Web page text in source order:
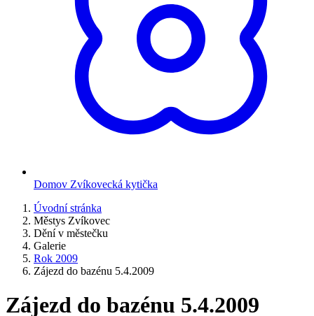
Domov Zvíkovecká kytička
Úvodní stránka
Městys Zvíkovec
Dění v městečku
Galerie
Rok 2009
Zájezd do bazénu 5.4.2009
Zájezd do bazénu 5.4.2009